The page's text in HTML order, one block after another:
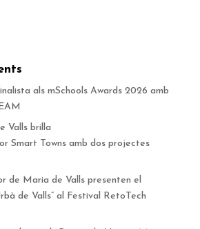
als mSchools Awards 2026 amb
Valls brilla
Smart Towns amb dos projectes
de Maria de Valls presenten el
de Valls” al Festival RetoTech